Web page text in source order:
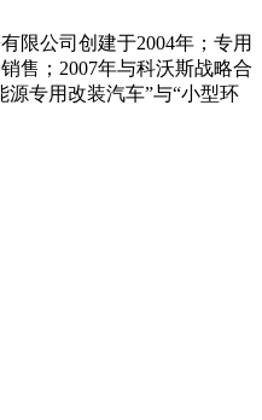
限公司创建于2004年；专用
售；2007年与科沃斯战略合
专用改装汽车”与“小型环